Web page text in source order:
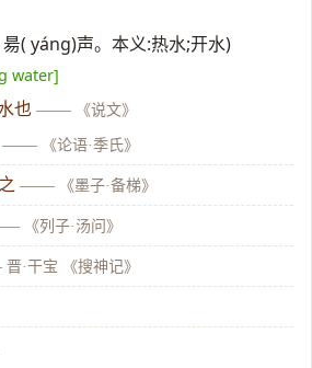
( yáng)声。本义:热水;开水)
water]
也 —— 《说文》
—— 《论语·季氏》
—— 《墨子·备梯》
《列子·汤问》
晋·干宝 《搜神记》